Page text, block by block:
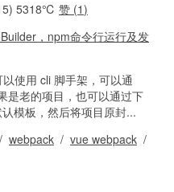
5318℃ 赞 (1)
使用 cli 脚手架，可以通
是老的项目，也可以通过下
模板，然后将项目原封...
/ webpack / vue webpack /